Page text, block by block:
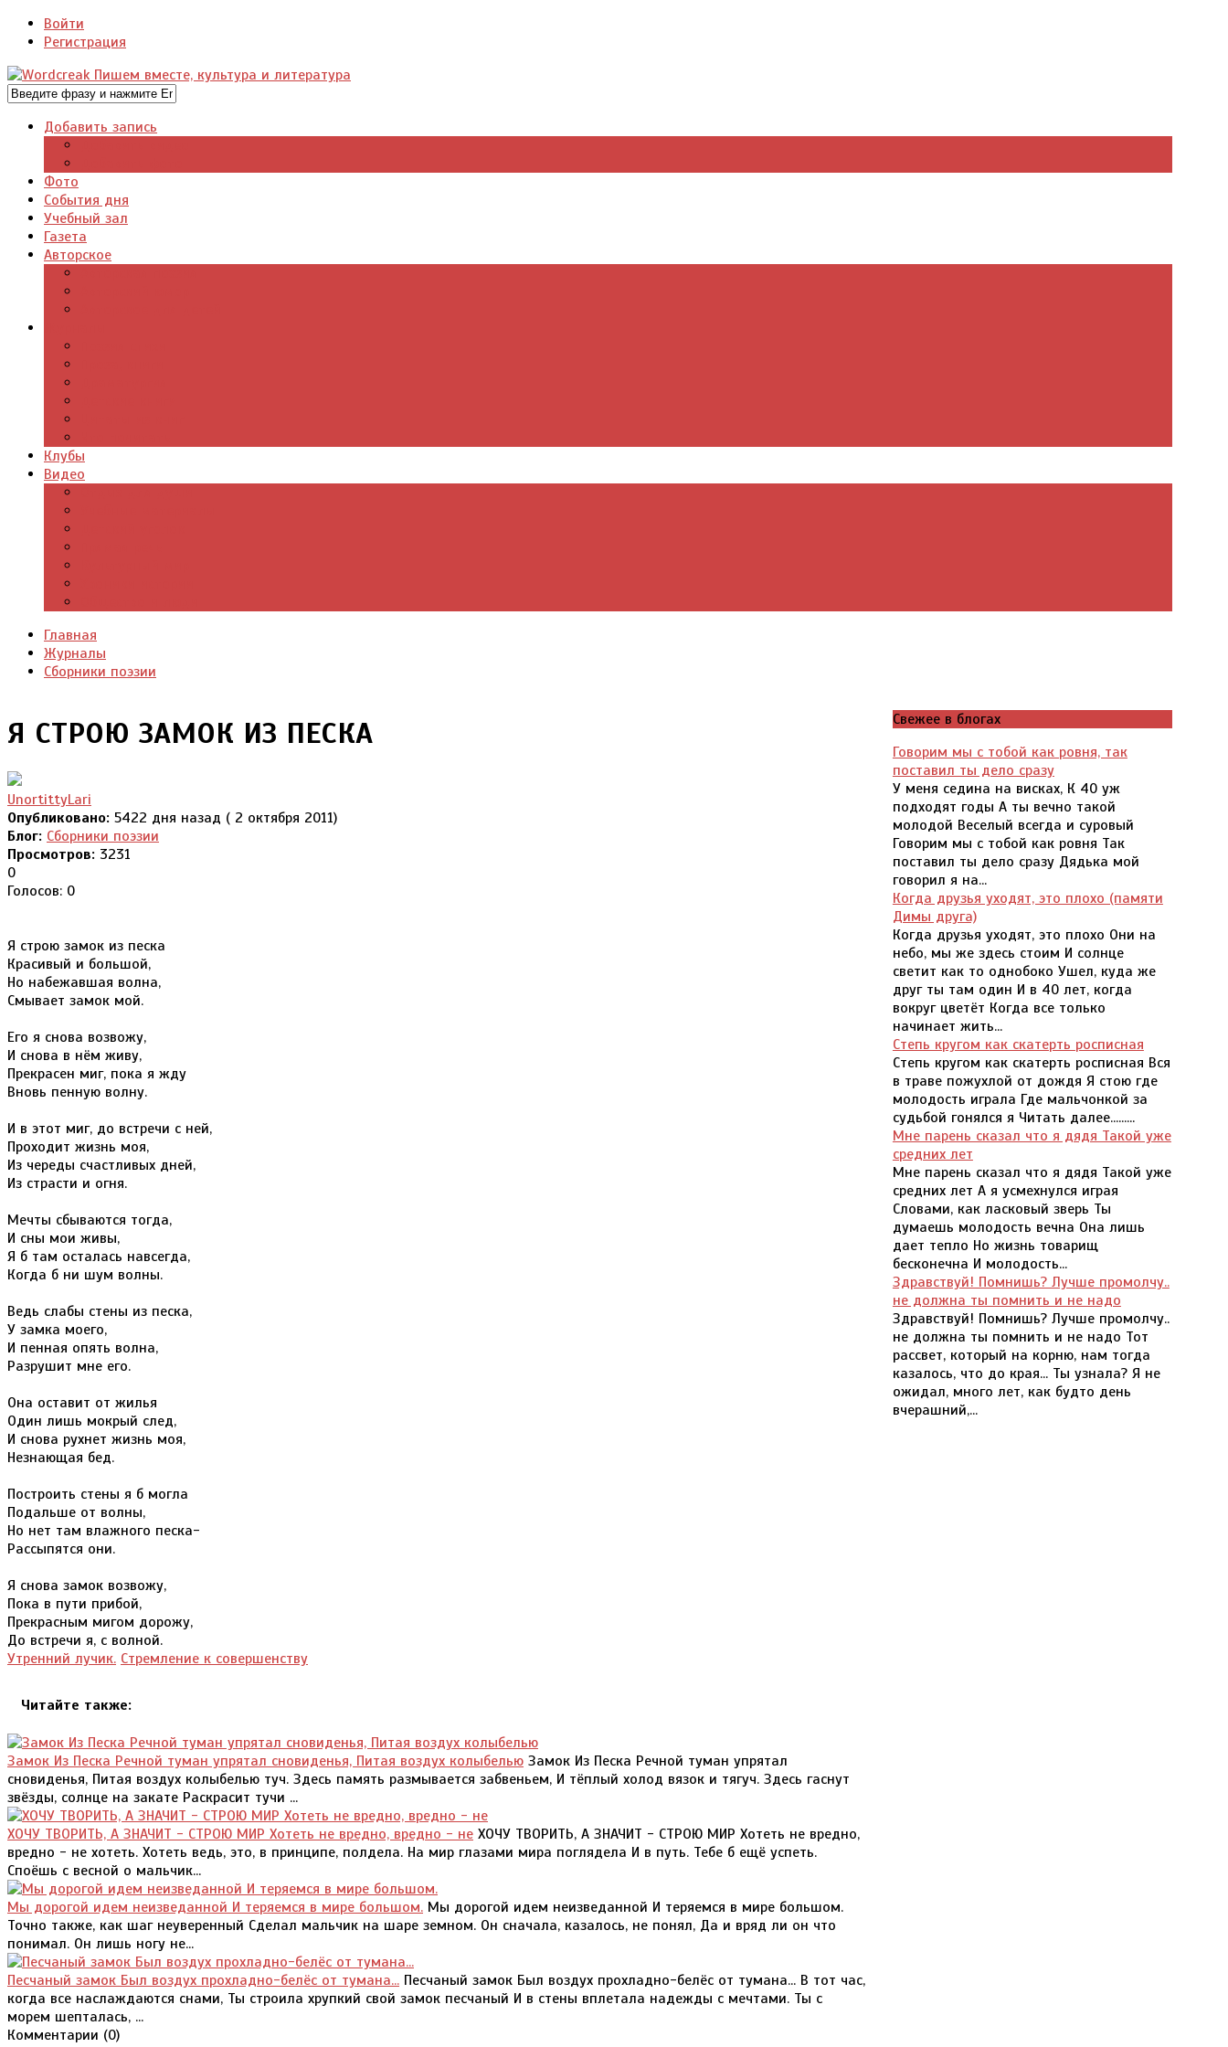
Войти
Регистрация
Добавить запись
Фото
События дня
Учебный зал
Газета
Авторское
Клубы
Видео
Главная
Журналы
Сборники поэзии
Я СТРОЮ ЗАМОК ИЗ ПЕСКА
UnortittyLari
Опубликовано: 5422 дня назад ( 2 октября 2011)
Блог: Сборники поэзии
Просмотров: 3231
0
Голосов: 0
Я строю замок из песка
Красивый и большой,
Но набежавшая волна,
Смывает замок мой.
Его я снова возвожу,
И снова в нём живу,
Прекрасен миг, пока я жду
Вновь пенную волну.
И в этот миг, до встречи с ней,
Проходит жизнь моя,
Из череды счастливых дней,
Из страсти и огня.
Мечты сбываются тогда,
И сны мои живы,
Я б там осталась навсегда,
Когда б ни шум волны.
Ведь слабы стены из песка,
У замка моего,
И пенная опять волна,
Разрушит мне его.
Она оставит от жилья
Один лишь мокрый след,
И снова рухнет жизнь моя,
Незнающая бед.
Построить стены я б могла
Подальше от волны,
Но нет там влажного песка-
Рассыпятся они.
Я снова замок возвожу,
Пока в пути прибой,
Прекрасным мигом дорожу,
До встречи я, с волной.
Утренний лучик. Стремление к совершенству
Читайте также:
Замок Из Песка Речной туман упрятал сновиденья, Питая воздух колыбелью Замок Из Песка Речной туман упрятал
сновиденья, Питая воздух колыбелью туч. Здесь память размывается забвеньем, И тёплый холод вязок и тягуч. Здесь гаснут
звёзды, солнце на закате Раскрасит тучи ...
ХОЧУ ТВОРИТЬ, А ЗНАЧИТ - СТРОЮ МИР Хотеть не вредно, вредно - не ХОЧУ ТВОРИТЬ, А ЗНАЧИТ - СТРОЮ МИР Хотеть не вредно,
вредно - не хотеть. Хотеть ведь, это, в принципе, полдела. На мир глазами мира поглядела И в путь. Тебе б ещё успеть.
Споёшь с весной о мальчик...
Мы дорогой идем неизведанной И теряемся в мире большом. Мы дорогой идем неизведанной И теряемся в мире большом.
Точно также, как шаг неуверенный Сделал мальчик на шаре земном. Он сначала, казалось, не понял, Да и вряд ли он что
понимал. Он лишь ногу не...
Песчаный замок Был воздух прохладно-белёс от тумана... Песчаный замок Был воздух прохладно-белёс от тумана... В тот час,
когда все наслаждаются снами, Ты строила хрупкий свой замок песчаный И в стены вплетала надежды с мечтами. Ты с
морем шепталась, ...
Комментарии (0)
Свежее в блогах
Говорим мы с тобой как ровня, так
поставил ты дело сразу
У меня седина на висках, К 40 уж
подходят годы А ты вечно такой
молодой Веселый всегда и суровый
Говорим мы с тобой как ровня Так
поставил ты дело сразу Дядька мой
говорил я на...
Когда друзья уходят, это плохо (памяти
Димы друга)
Когда друзья уходят, это плохо Они на
небо, мы же здесь стоим И солнце
светит как то однобоко Ушел, куда же
друг ты там один И в 40 лет, когда
вокруг цветёт Когда все только
начинает жить...
Степь кругом как скатерть росписная
Степь кругом как скатерть росписная Вся
в траве пожухлой от дождя Я стою где
молодость играла Где мальчонкой за
судьбой гонялся я Читать далее.........
Мне парень сказал что я дядя Такой уже
средних лет
Мне парень сказал что я дядя Такой уже
средних лет А я усмехнулся играя
Словами, как ласковый зверь Ты
думаешь молодость вечна Она лишь
дает тепло Но жизнь товарищ
бесконечна И молодость...
Здравствуй! Помнишь? Лучше промолчу..
не должна ты помнить и не надо
Здравствуй! Помнишь? Лучше промолчу..
не должна ты помнить и не надо Тот
рассвет, который на корню, нам тогда
казалось, что до края... Ты узнала? Я не
ожидал, много лет, как будто день
вчерашний,...